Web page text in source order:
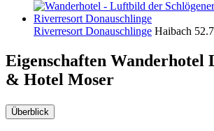
Riverresort Donauschlinge Haibach
Eigenschaften Wanderhotel
& Hotel Moser
Überblick